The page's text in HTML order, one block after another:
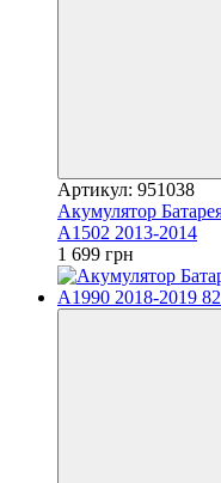
Артикул: 951038
Акумулятор
A1502 2013-2014
1 699 грн